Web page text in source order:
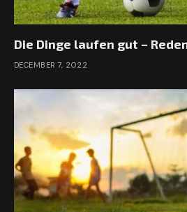
Die Dinge laufen gut –
DECEMBER 7, 2022